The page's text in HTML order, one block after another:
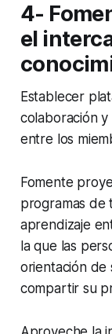
4-
el
Establecer
colaboración
entre los
Fomente
programas de
aprendizaje
la que las
orientación de
compartir su